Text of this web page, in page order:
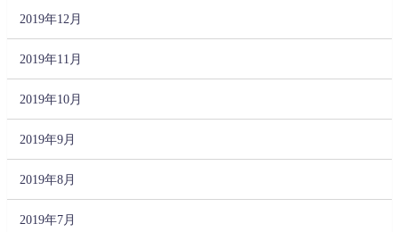
2019年12月
2019年11月
2019年10月
2019年9月
2019年8月
2019年7月